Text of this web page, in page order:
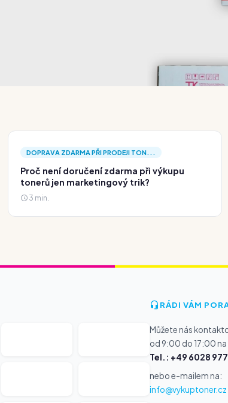
DOPRAVA ZDARMA PŘI PRODEJI TON...
Proč není doručení zdarma při výkupu
tonerů jen marketingový trik?
3 min.
RÁDI VÁM
Můžete nás
od 9:00 do 17:00
Tel.: +49 6028 977
nebo e-mailem na:
info@vykuptoner.cz